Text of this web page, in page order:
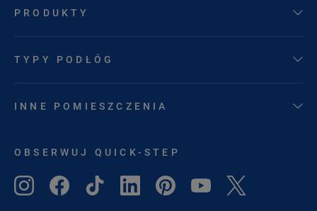
PRODUKTY
TYPY PODŁÓG
INNE POMIESZCZENIA
OBSERWUJ QUICK-STEP